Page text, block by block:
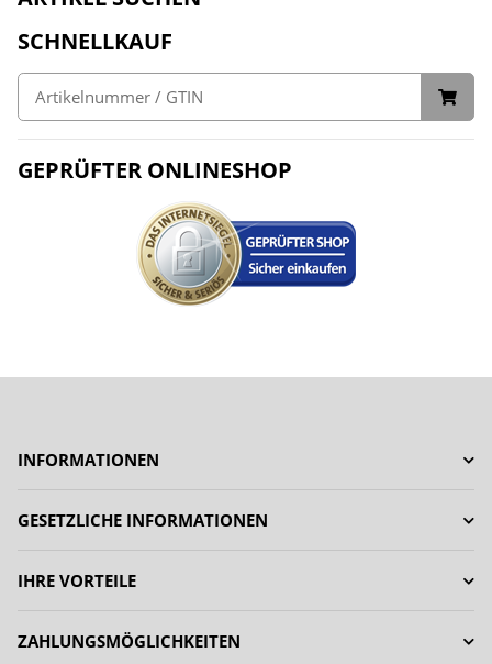
SCHNELLKAUF
GEPRÜFTER ONLINESHOP
INFORMATIONEN
GESETZLICHE INFORMATIONEN
IHRE VORTEILE
ZAHLUNGSMÖGLICHKEITEN